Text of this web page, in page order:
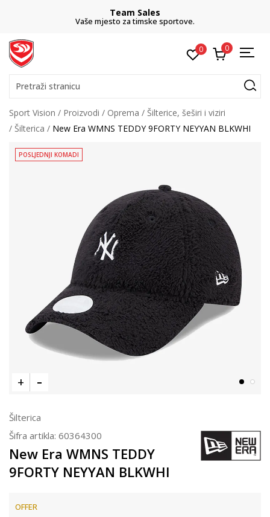
Team Sales
Vaše mjesto za timske sportove.
0 0
Pretraži stranicu
Sport Vision Proizvodi Oprema
Šilterice, šeširi i viziri
Šilterica
New Era WMNS TEDDY 9FORTY NEYYAN BLKWHI
POSLJEDNJI KOMADI
Šilterica
Šifra artikla: 60364300
New Era WMNS TEDDY
9FORTY NEYYAN BLKWHI
OFFER